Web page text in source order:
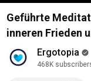
Geführte
inneren Frieden
Ergotopia
468K